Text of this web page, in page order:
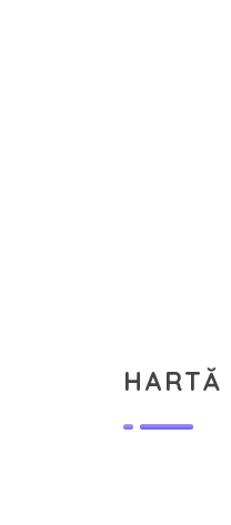
HARTĂ